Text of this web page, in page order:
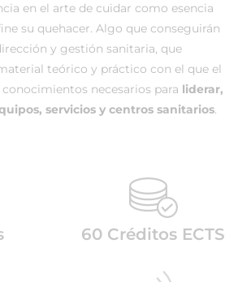
en el arte de cuidar como esencia
su quehacer. Algo que conseguirán
y gestión sanitaria, que
teórico y práctico con el que el
necesarios para liderar,
servicios y centros sanitarios.
60 Créditos ECTS